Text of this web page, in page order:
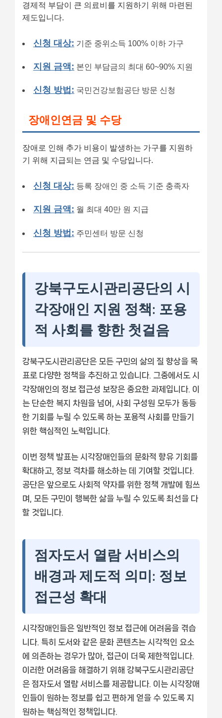
경제적 부담이 큰 의료비를 지원하기 위해 마련된
제도입니다.
신청 대상: 기준 중위소득 100% 이하 가구
지원 금액: 본인 부담금의 최대 60~90% 지원
신청 방법: 국민건강보험공단 방문 신청
장애인연금 및 수당
장애로 인해 추가 비용이 발생하는 가구를 지원하
기 위해 지급되는 연금 및 수당입니다.
신청 대상: 등록 장애인 중 소득 기준 충족자
지원 금액: 월 최대 40만 원 지급
신청 방법: 주민센터 방문 신청
강북구도시관리공단의 시
각장애인 지원 정책: 포용
적 사회를 향한 첫걸음
강북구도시관리공단은 모든 구민의 삶의 질 향상을 목
표로 다양한 정책을 추진하고 있습니다. 그중에서도 시
각장애인의 정보 접근성 보장은 중요한 과제입니다. 이
는 단순한 복지 차원을 넘어, 사회 구성원 모두가 동등
한 기회를 누릴 수 있도록 하는 포용적 사회를 만들기
위한 핵심적인 노력입니다.
이번 정책 발표는 시각장애인들의 문화적 향유 기회를
확대하고, 정보 격차를 해소하는 데 기여할 것입니다.
공단은 앞으로도 사회적 약자를 위한 정책 개발에 힘쓰
며, 모든 구민이 행복한 삶을 누릴 수 있도록 최선을 다
할 것입니다.
점자도서 열람 서비스의
배경과 제도적 의미: 정보
접근성 확대
시각장애인들은 일반적인 정보 접근에 어려움을 겪습
니다. 특히 도서와 같은 문화 콘텐츠는 시각적인 요소
에 의존하는 경우가 많아, 접근이 더욱 제한적입니다.
이러한 어려움을 해결하기 위해 강북구도시관리공단
은 점자도서 열람 서비스를 제공합니다. 이는 시각장애
인들이 원하는 정보를 쉽고 편하게 얻을 수 있도록 지
원하는 핵심적인 정책입니다.